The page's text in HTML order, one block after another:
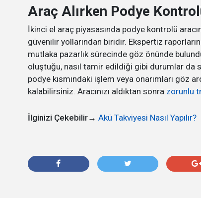
Araç Alırken Podye
İkinci el araç piyasasında podye kontrolü
güvenilir yollarından biridir. Ekspertiz
mutlaka pazarlık sürecinde göz önünde
oluştuğu, nasıl tamir edildiği gibi durumlar da
podye kısmındaki işlem veya onarımları göz
kalabilirsiniz. Aracınızı aldıktan sonra zorunlu
İlginizi Çekebilir→ Akü Takviyesi Nasıl Yapılır?